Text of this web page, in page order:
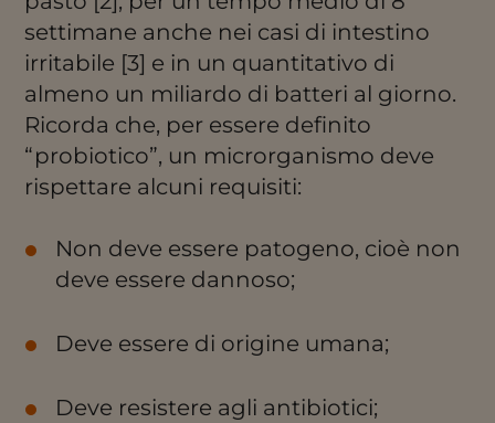
settimane anche nei casi di intestino
irritabile [3] e in un quantitativo di
almeno un miliardo di batteri al giorno.
Ricorda che, per essere definito
“probiotico”, un microrganismo deve
rispettare alcuni requisiti:
Non deve essere patogeno, cioè non
deve essere dannoso;
Deve essere di origine umana;
Deve resistere agli antibiotici;